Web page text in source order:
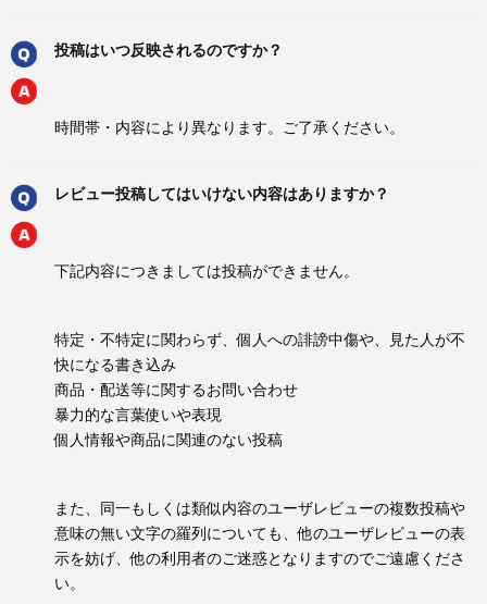
投稿はいつ反映されるのですか？
時間帯・内容により異なります。ご了承ください。
レビュー投稿してはいけない内容はありますか？
下記内容につきましては投稿ができません。
特定・不特定に関わらず、個人への誹謗中傷や、見た人が不
快になる書き込み
商品・配送等に関するお問い合わせ
暴力的な言葉使いや表現
個人情報や商品に関連のない投稿
また、同一もしくは類似内容のユーザレビューの複数投稿や
意味の無い文字の羅列についても、他のユーザレビューの表
示を妨げ、他の利用者のご迷惑となりますのでご遠慮くださ
い。